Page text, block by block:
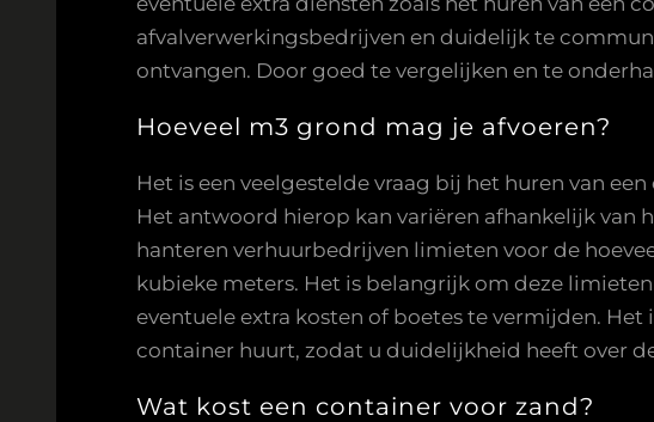
afvalverwerkingsbedrijven en duidelijk te
ontvangen. Door goed te vergelijken en te
Hoeveel m3 grond mag je afvoeren?
Het is een veelgestelde vraag bij het huren van
Het antwoord hierop kan variëren afhankelijk van
hanteren verhuurbedrijven limieten voor de
kubieke meters. Het is belangrijk om deze
eventuele extra kosten of boetes te vermijden.
container huurt, zodat u duidelijkheid heeft over
Wat kost een container voor zand?